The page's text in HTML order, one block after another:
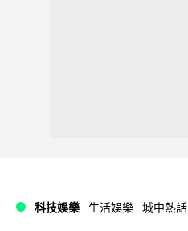
科技娛樂 生活娛樂 城中熱話